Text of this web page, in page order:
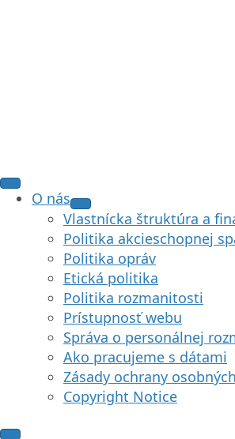
O nás
Vlastnícka štruktúra a
Politika akcieschopnej
Politika opráv
Etická politika
Politika rozmanitosti
Prístupnosť webu
Správa o personálnej
Ako pracujeme s dátami
Zásady ochrany
Copyright Notice